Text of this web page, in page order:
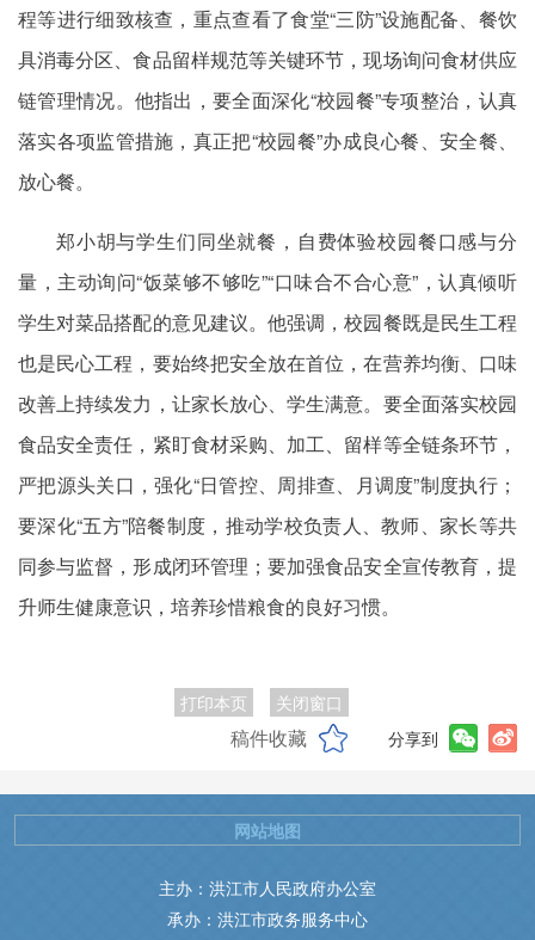
程等进行细致核查，重点查看了食堂“三防”设施配备、餐饮
具消毒分区、食品留样规范等关键环节，现场询问食材供应
链管理情况。他指出，要全面深化“校园餐”专项整治，认真
落实各项监管措施，真正把“校园餐”办成良心餐、安全餐、
放心餐。
郑小胡与学生们同坐就餐，自费体验校园餐口感与分
量，主动询问“饭菜够不够吃”“口味合不合心意”，认真倾听
学生对菜品搭配的意见建议。他强调，校园餐既是民生工程
也是民心工程，要始终把安全放在首位，在营养均衡、口味
改善上持续发力，让家长放心、学生满意。要全面落实校园
食品安全责任，紧盯食材采购、加工、留样等全链条环节，
严把源头关口，强化“日管控、周排查、月调度”制度执行；
要深化“五方”陪餐制度，推动学校负责人、教师、家长等共
同参与监督，形成闭环管理；要加强食品安全宣传教育，提
升师生健康意识，培养珍惜粮食的良好习惯。
打印本页 关闭窗口
稿件收藏 分享到
主办：洪江市人民政府办公室
承办：洪江市政务服务中心
网站地图